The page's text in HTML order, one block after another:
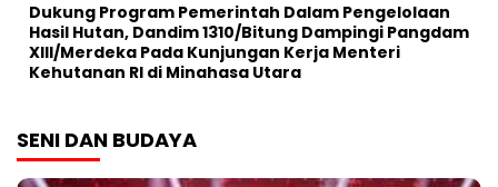
Dukung Program Pemerintah Dalam Pengelolaan
Hasil Hutan, Dandim 1310/Bitung Dampingi Pangdam
XIII/Merdeka Pada Kunjungan Kerja Menteri
Kehutanan RI di Minahasa Utara
SENI DAN BUDAYA